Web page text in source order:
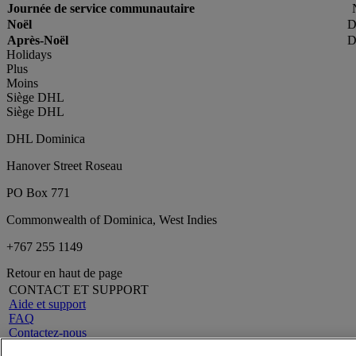
Journée de service communautaire
Noël
Après-Noël
Holidays
Plus
Moins
Siège DHL
Siège DHL
DHL Dominica
Hanover Street Roseau
PO Box 771
Commonwealth of Dominica, West Indies
+767 255 1149
Retour en haut de page
CONTACT ET SUPPORT
Aide et support
FAQ
Contactez-nous